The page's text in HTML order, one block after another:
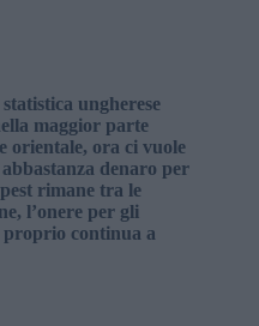
ungherese
maggior parte
orientale, ora ci vuole
denaro per
rimane tra le
l’onere per gli
continua a